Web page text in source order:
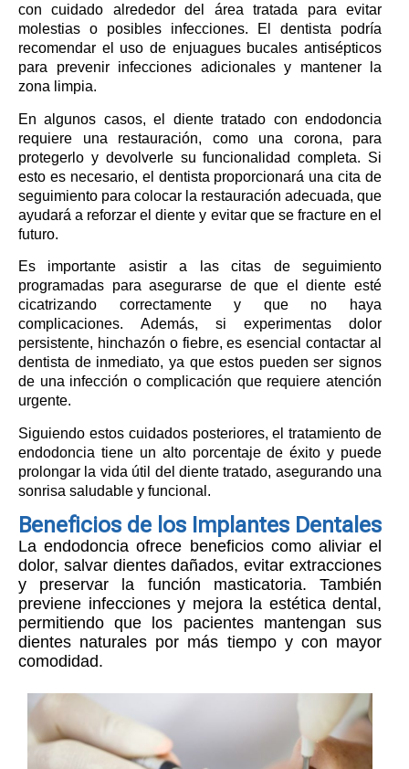
con cuidado alrededor del área tratada para evitar
molestias o posibles infecciones. El dentista podría
recomendar el uso de enjuagues bucales antisépticos
para prevenir infecciones adicionales y mantener la
zona limpia.
En algunos casos, el diente tratado con endodoncia
requiere una restauración, como una corona, para
protegerlo y devolverle su funcionalidad completa. Si
esto es necesario, el dentista proporcionará una cita de
seguimiento para colocar la restauración adecuada, que
ayudará a reforzar el diente y evitar que se fracture en el
futuro.
Es importante asistir a las citas de seguimiento
programadas para asegurarse de que el diente esté
cicatrizando correctamente y que no haya
complicaciones. Además, si experimentas dolor
persistente, hinchazón o fiebre, es esencial contactar al
dentista de inmediato, ya que estos pueden ser signos
de una infección o complicación que requiere atención
urgente.
Siguiendo estos cuidados posteriores, el tratamiento de
endodoncia tiene un alto porcentaje de éxito y puede
prolongar la vida útil del diente tratado, asegurando una
sonrisa saludable y funcional.
Beneficios de los Implantes Dentales
La endodoncia ofrece beneficios como aliviar el
dolor, salvar dientes dañados, evitar extracciones
y preservar la función masticatoria. También
previene infecciones y mejora la estética dental,
permitiendo que los pacientes mantengan sus
dientes naturales por más tiempo y con mayor
comodidad.